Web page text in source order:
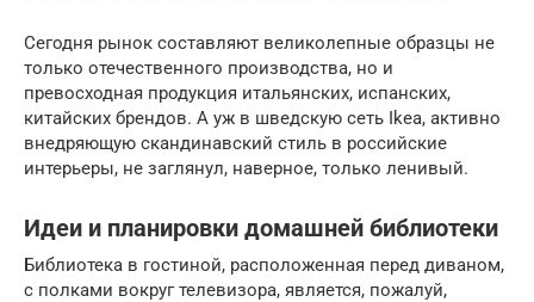
Сегодня рынок составляют великолепные образцы не
только отечественного производства, но и
превосходная продукция итальянских, испанских,
китайских брендов. А уж в шведскую сеть Ikea, активно
внедряющую скандинавский стиль в российские
интерьеры, не заглянул, наверное, только ленивый.
Идеи и планировки домашней библиотеки
Библиотека в гостиной, расположенная перед диваном,
с полками вокруг телевизора, является, пожалуй,